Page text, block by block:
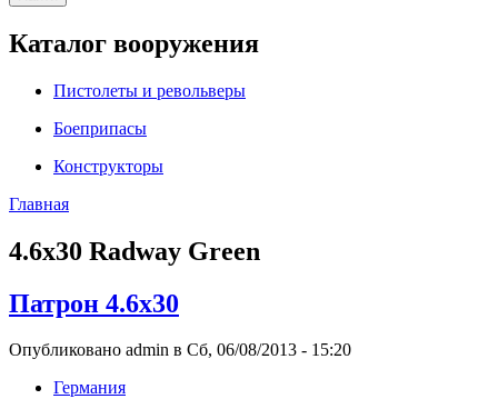
Каталог вооружения
Пистолеты и револьверы
Боеприпасы
Конструкторы
Главная
4.6x30 Radway Green
Патрон 4.6x30
Опубликовано admin в Сб, 06/08/2013 - 15:20
Германия